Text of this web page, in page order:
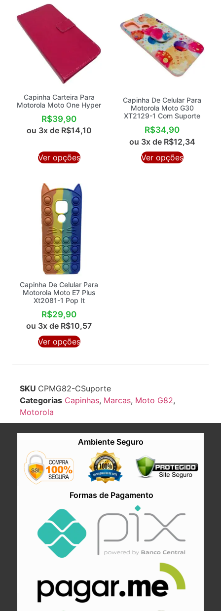
Capinha Carteira Para
Motorola Moto One Hyper
R$39,90
ou 3x de R$14,10
Ver opções
Capinha De Celular Para
Motorola Moto G30
XT2129-1 Com Suporte
R$34,90
ou 3x de R$12,34
Ver opções
Capinha De Celular Para
Motorola Moto E7 Plus
Xt2081-1 Pop It
R$29,90
ou 3x de R$10,57
Ver opções
SKU CPMG82-CSuporte
Categorias Capinhas, Marcas, Moto G82,
Motorola
Ambiente Seguro
Formas de Pagamento